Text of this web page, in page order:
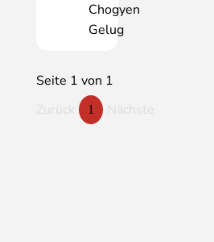
Chogyen
Gelug
Seite 1 von 1
1